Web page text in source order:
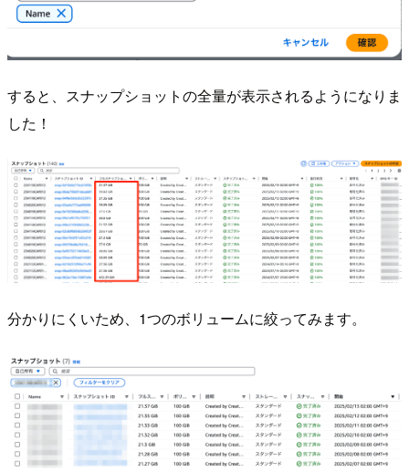
すると、スナップショットの全量が表示されるようになりま
した！
分かりにくいため、1つのボリュームに絞ってみます。